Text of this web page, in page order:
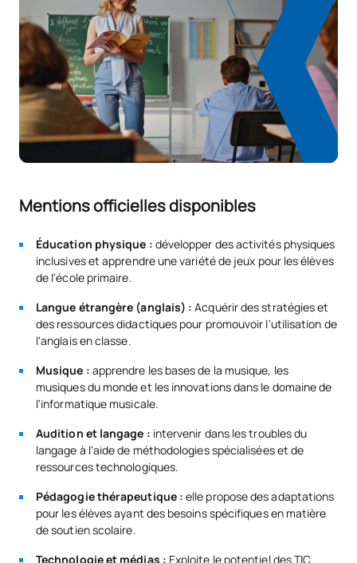
Mentions officielles disponibles
Éducation physique : développer des activités physiques
inclusives et apprendre une variété de jeux pour les élèves
de l'école primaire.
Langue étrangère (anglais) :Acquérir des stratégies et
des ressources didactiques pour promouvoir l'utilisation de
l'anglais en classe.
Musique : apprendre les bases de la musique, les
musiques du monde et les innovations dans le domaine de
l'informatique musicale.
Audition et langage : intervenir dans les troubles du
langage à l'aide de méthodologies spécialisées et de
ressources technologiques.
Pédagogie thérapeutique :elle propose des adaptations
pour les élèves ayant des besoins spécifiques en matière
de soutien scolaire.
Technologie et médias : Exploite le potentiel des TIC